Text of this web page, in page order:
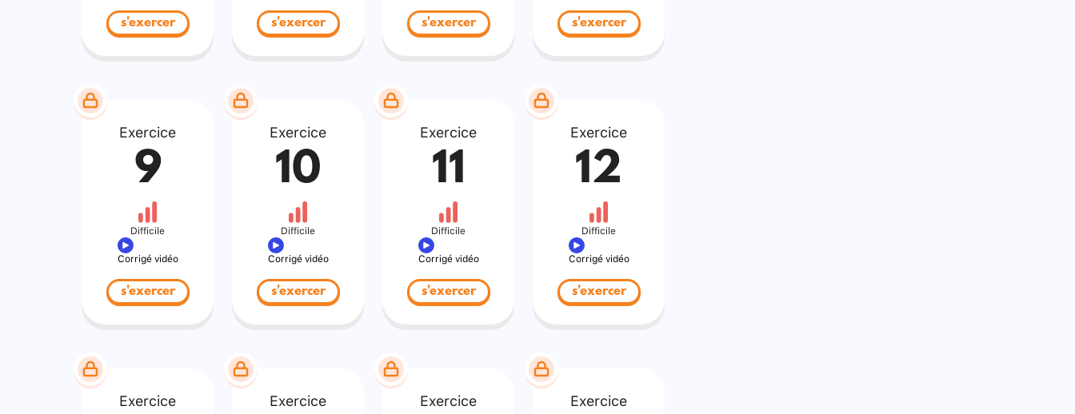
s'exercer s'exercer s'exercer s'exercer
Exercice
9
Difficile
Corrigé vidéo
s'exercer
Exercice
10
Difficile
Corrigé vidéo
s'exercer
Exercice
11
Difficile
Corrigé vidéo
s'exercer
Exercice
12
Difficile
Corrigé vidéo
s'exercer
Exercice Exercice Exercice Exercice